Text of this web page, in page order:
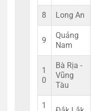
8 Long An
9
Quảng
Nam
1
0
Bà Rịa -
Vũng
Tàu
1